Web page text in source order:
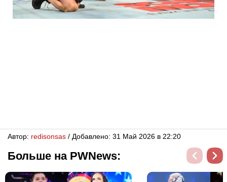
Автор: redisonsas / Добавлено: 31 Май 2026 в 22:20
Больше на PWNews: